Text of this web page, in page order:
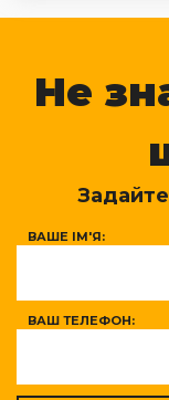
Не
ВАШЕ ІМ'Я:
ВАШ ТЕЛЕФОН: